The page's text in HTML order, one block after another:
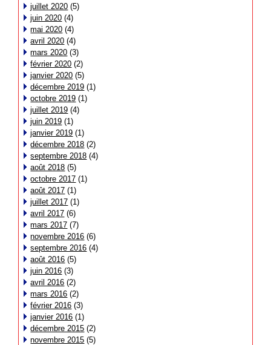
juillet 2020 (5)
juin 2020 (4)
mai 2020 (4)
avril 2020 (4)
mars 2020 (3)
février 2020 (2)
janvier 2020 (5)
décembre 2019 (1)
octobre 2019 (1)
juillet 2019 (4)
juin 2019 (1)
janvier 2019 (1)
décembre 2018 (2)
septembre 2018 (4)
août 2018 (5)
octobre 2017 (1)
août 2017 (1)
juillet 2017 (1)
avril 2017 (6)
mars 2017 (7)
novembre 2016 (6)
septembre 2016 (4)
août 2016 (5)
juin 2016 (3)
avril 2016 (2)
mars 2016 (2)
février 2016 (3)
janvier 2016 (1)
décembre 2015 (2)
novembre 2015 (5)